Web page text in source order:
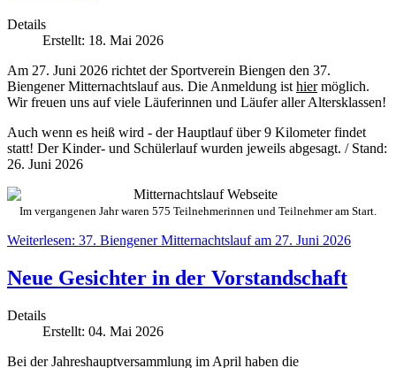
Details
Erstellt: 18. Mai 2026
Am 27. Juni 2026 richtet der Sportverein Biengen den 37.
Biengener Mitternachtslauf aus. Die Anmeldung isthiermöglich.
Wir freuen uns auf viele Läuferinnen und Läufer aller Altersklassen!
Auch wenn es heiß wird - der Hauptlauf über 9 Kilometer findet
statt! Der Kinder- und Schülerlauf wurden jeweils abgesagt. / Stand:
26. Juni 2026
Im vergangenen Jahr waren 575 Teilnehmerinnen und Teilnehmer am Start.
Weiterlesen: 37. Biengener Mitternachtslauf am 27. Juni 2026
Neue Gesichter in der Vorstandschaft
Details
Erstellt: 04. Mai 2026
Bei der Jahreshauptversammlung im April haben die